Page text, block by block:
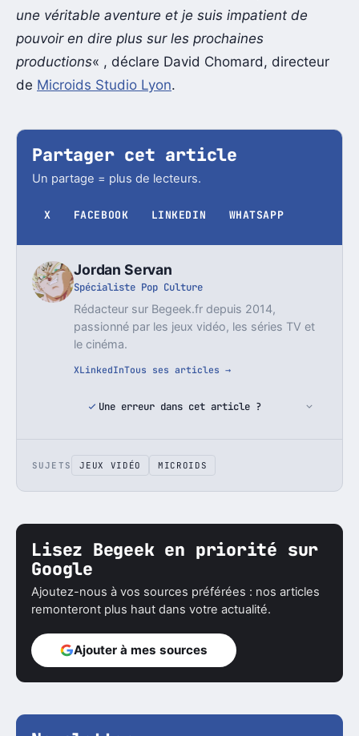
une véritable aventure et je suis impatient de
pouvoir en dire plus sur les prochaines
productions« , déclare David Chomard, directeur
de Microids Studio Lyon.
Partager cet article
Un partage = plus de lecteurs.
X FACEBOOK LINKEDIN WHATSAPP
Jordan Servan
Spécialiste Pop Culture
Rédacteur sur Begeek.fr depuis 2014,
passionné par les jeux vidéo, les séries TV et
le cinéma.
XLinkedInTous ses articles →
Une erreur dans cet article ?
SUJETS JEUX VIDÉO MICROIDS
Lisez Begeek en priorité sur
Google
Ajoutez-nous à vos sources préférées : nos articles
remonteront plus haut dans votre actualité.
Ajouter à mes sources